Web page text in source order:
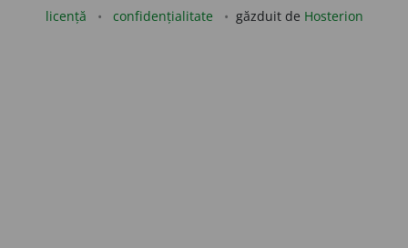
licență confidențialitate găzduit de Hosterion